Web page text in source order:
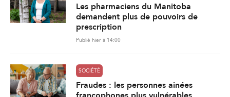
Les pharmaciens du Manitoba
demandent plus de pouvoirs de
prescription
Publié hier à 14:00
SOCIÉTÉ
Fraudes : les personnes ainées